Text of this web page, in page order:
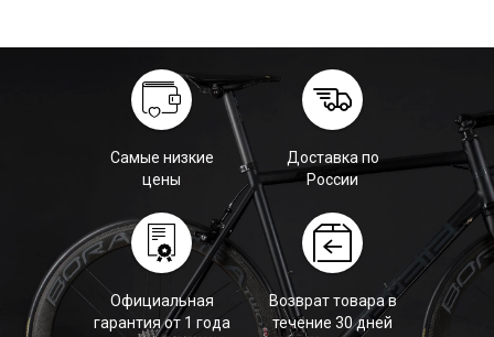
Самые низкие
цены
Доставка по
России
Официальная
гарантия от 1 года
Возврат товара в
течение 30 дней